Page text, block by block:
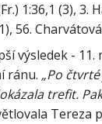
1:36,1 (3), 3.
výsledek - 11.
ránu. „Po
trefit.
Tereza